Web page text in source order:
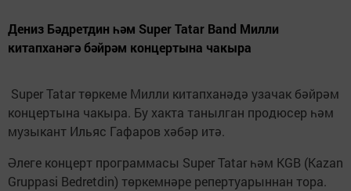
Дениз Бәдретдин һәм Super Tatar Band Милли
китапханәгә бәйрәм концертына чакыра
Super Tatar төркеме Милли китапханәдә узачак бәйрәм
концертына чакыра. Бу хакта танылган продюсер һәм
музыкант Ильяс Гафаров хәбәр итә.
Әлеге концерт программасы Super Tatar һәм KGB (Kazan
Gruppasi Bedretdin) төркемнәре репертуарыннан тора.